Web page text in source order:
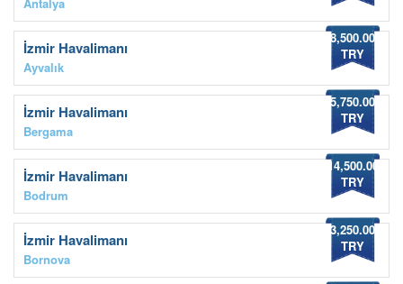
İzmir Havalimanı
Ayvalık
8,500.00
TRY
İzmir Havalimanı
Bergama
5,750.00
TRY
İzmir Havalimanı
Bodrum
14,500.00
TRY
İzmir Havalimanı
Bornova
3,250.00
TRY